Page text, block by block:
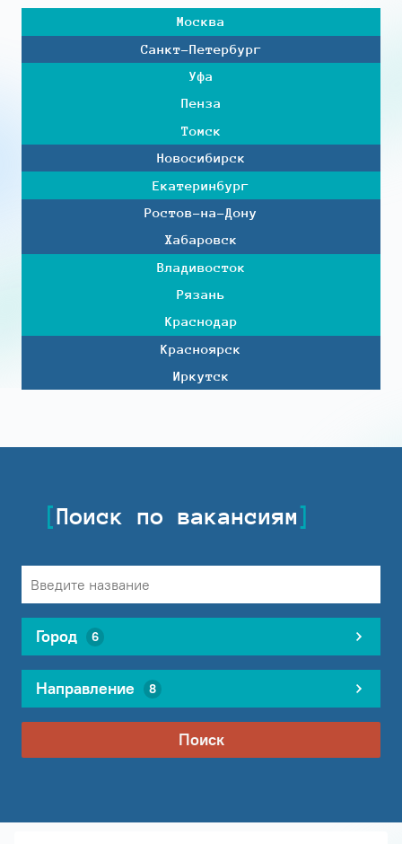
Москва
Санкт-Петербург
Уфа
Пенза
Томск
Новосибирск
Екатеринбург
Ростов-на-Дону
Хабаровск
Владивосток
Рязань
Краснодар
Красноярск
Иркутск
Поиск по вакансиям
Город 6
Направление 8
Поиск